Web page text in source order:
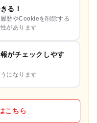
る！
歴やCookieを削除する
があります
がチェックしやす
になります
こちら